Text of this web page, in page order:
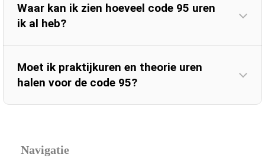
Waar kan ik zien hoeveel code 95 uren
ik al heb?
Moet ik praktijkuren en theorie uren
halen voor de code 95?
Navigatie